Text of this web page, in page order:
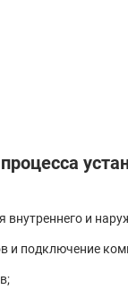
и
и подключение